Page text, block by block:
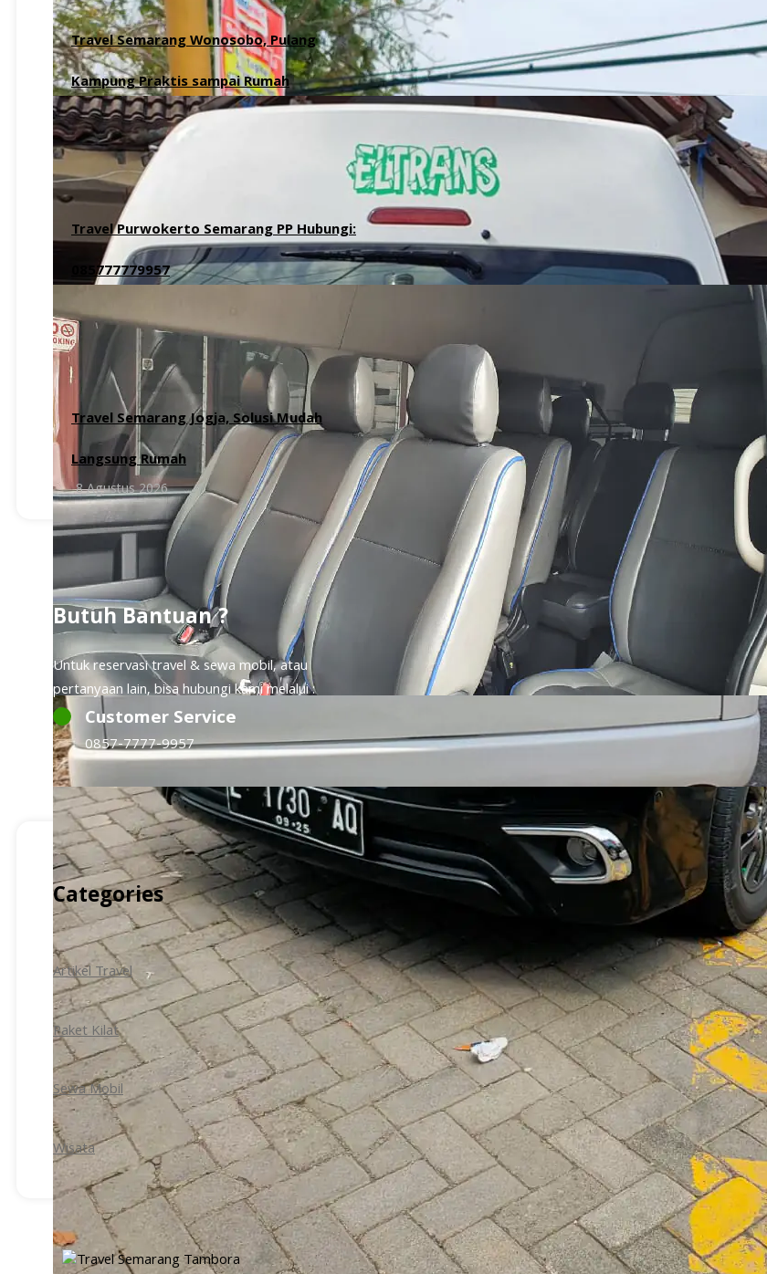
Travel Semarang Wonosobo, Pulang
Kampung Praktis sampai Rumah
8 Agustus 2026
Travel Purwokerto Semarang PP Hubungi:
085777779957
Travel Semarang Jogja, Solusi Mudah
Langsung Rumah
8 Agustus 2026
Butuh Bantuan ?
Untuk reservasi travel & sewa mobil, atau
pertanyaan lain, bisa hubungi kami melalui :
Customer Service
0857-7777-9957
Categories
Artikel Travel
Paket Kilat
Sewa Mobil
Wisata